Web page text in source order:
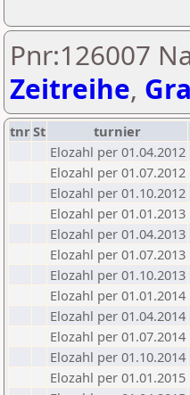
Pnr:126007
Zeitreihe,
tnrSt turnier
Elozahl per 01.04.2012
Elozahl per 01.07.2012
Elozahl per 01.10.2012
Elozahl per 01.01.2013
Elozahl per 01.04.2013
Elozahl per 01.07.2013
Elozahl per 01.10.2013
Elozahl per 01.01.2014
Elozahl per 01.04.2014
Elozahl per 01.07.2014
Elozahl per 01.10.2014
Elozahl per 01.01.2015